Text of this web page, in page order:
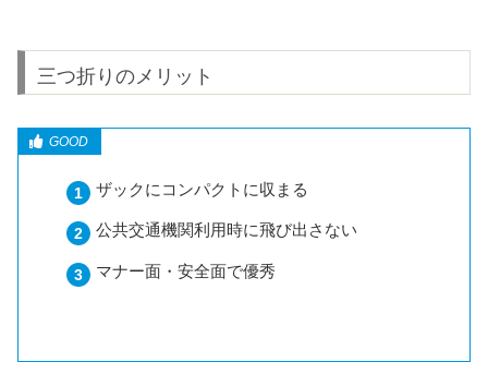
三つ折りのメリット
ザックにコンパクトに収まる
公共交通機関利用時に飛び出さない
マナー面・安全面で優秀